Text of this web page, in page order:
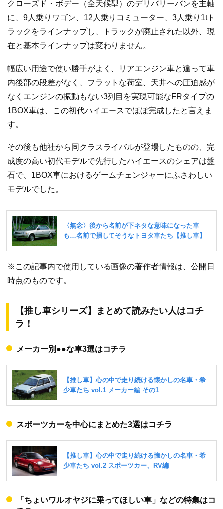
クローズド・ボデー（全天候型）のデリバリーバンを主軸
に、9人乗りワゴン、12人乗りコミューター、3人乗り1tト
ラックをラインナップし、トラックが廃止された以外、現
在と基本ラインナップは変わりません。
幅広い用途で使い勝手がよく、リアエンジン車と違って車
内後部の段差がなく、フラットな荷室、天井への圧迫感が
なくエンジンの振動もない3列目を実現可能なFRタイプの
1BOX車は、この初代ハイエースでほぼ完成したと言えま
す。
その後も他社から同クラスライバルが登場したものの、完
成度の高い初代モデルで先行したハイエースのシェアは盤
石で、1BOX車におけるゲームチェンジャーにふさわしい
モデルでした。
※この記事内で使用している画像の著作者情報は、公開日
時点のものです。
【推し車シリーズ】まとめて読みたい人はコチ
ラ！
メーカー別●●な車3選はコチラ
スポーツカーを中心にまとめた3選はコチラ
「ちょいワルオヤジに乗ってほしい車」などの特集はコ